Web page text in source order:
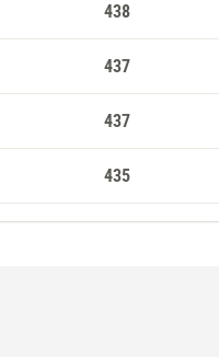
438
437
437
435